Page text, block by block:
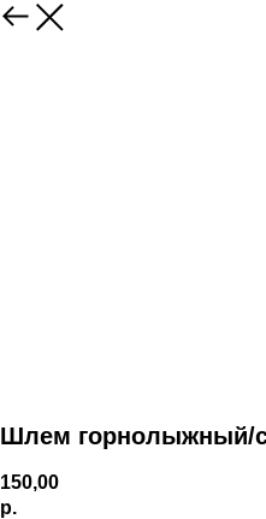
Шлем горнолыжный/
150,00
р.